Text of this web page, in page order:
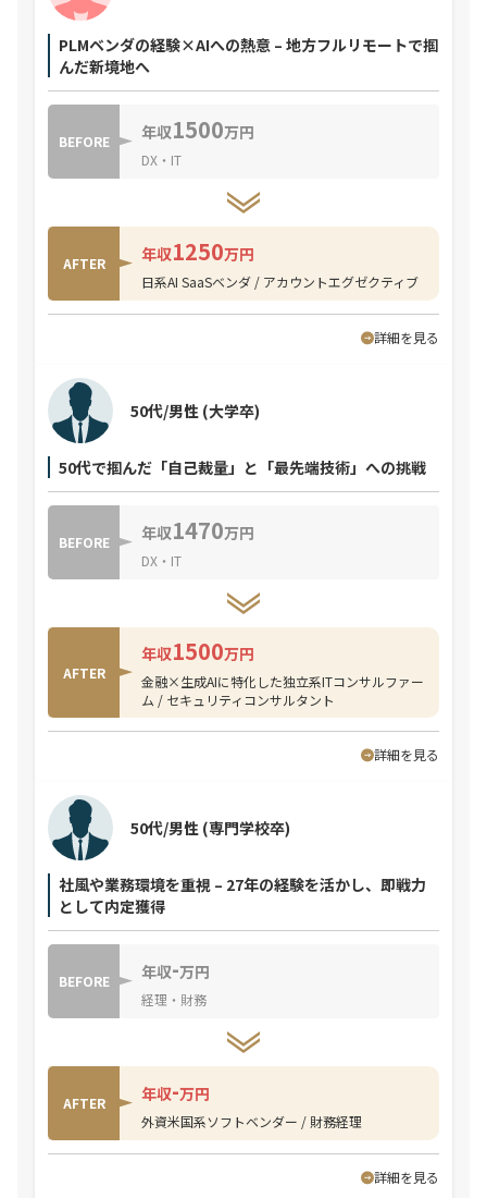
PLMベンダの経験×AIへの熱意 – 地方フルリモートで掴
んだ新境地へ
BEFORE 年収1500万円
DX・IT
AFTER 年収1250万円
日系AI SaaSベンダ / アカウントエグゼクティブ
詳細を見る
50代で掴んだ「自己裁量」と「最先端技術」への挑戦
50代/男性 (大学卒)
BEFORE 年収1470万円
DX・IT
AFTER
年収1500万円
金融×生成AIに特化した独立系ITコンサルファー
ム / セキュリティコンサルタント
詳細を見る
社風や業務環境を重視 – 27年の経験を活かし、即戦力
として内定獲得
50代/男性 (専門学校卒)
BEFORE 年収-万円
経理・財務
AFTER 年収-万円
外資米国系ソフトベンダー / 財務経理
詳細を見る